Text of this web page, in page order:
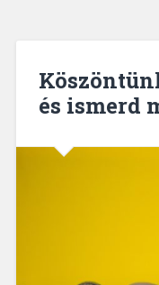
és ismerd